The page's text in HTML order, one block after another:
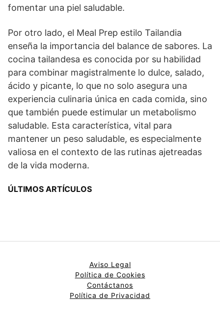
fomentar una piel saludable.
Por otro lado, el Meal Prep estilo Tailandia
enseña la importancia del balance de sabores. La
cocina tailandesa es conocida por su habilidad
para combinar magistralmente lo dulce, salado,
ácido y picante, lo que no solo asegura una
experiencia culinaria única en cada comida, sino
que también puede estimular un metabolismo
saludable. Esta característica, vital para
mantener un peso saludable, es especialmente
valiosa en el contexto de las rutinas ajetreadas
de la vida moderna.
ÚLTIMOS ARTÍCULOS
Aviso Legal
Política de Cookies
Contáctanos
Política de Privacidad